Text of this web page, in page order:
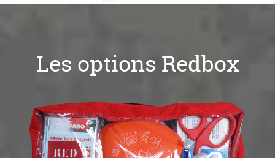
Les options Redbox